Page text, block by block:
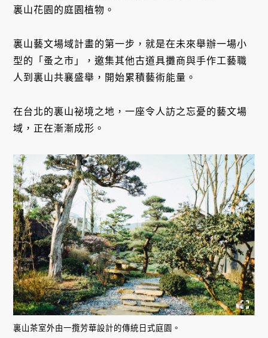
裏山花園的庭園植物。
裏山藝文場域計畫的第一步，就是在未來舉辦一場小
型的「蚤之市」，邀集其他古道具攤商與手作工藝職
人到裏山共襄盛舉，開始累積藝術能量。
在台北的裏山祕境之地，一座令人訪之忘憂的藝文場
域，正在漸漸成形。
裏山茶室外由一攬芳華設計的傳統日式庭園。